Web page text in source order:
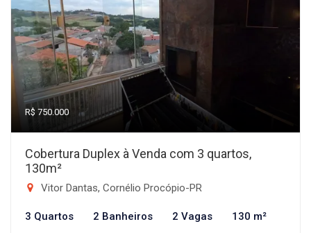
R$ 750.000
Cobertura Duplex à Venda com 3 quartos,
130m²
Vitor Dantas, Cornélio Procópio-PR
3 Quartos 2 Banheiros 2 Vagas 130 m²